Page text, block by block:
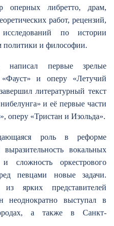
оперных либретто, драм,
работ, рецензий,
по истории
политики и философии.
первые зрелые
и оперу «Летучий
литературный текст
и её первые части
оперу «Тристан и Изольда».
роль в реформе
вокальных
сложность оркестрового
певцами новые задачи.
ярких представителей
неоднократно выступал в
а также в Санкт-